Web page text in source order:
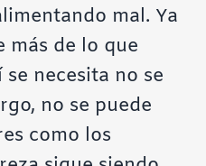
mal. Ya
más de lo que
necesita no se
no se puede
como los